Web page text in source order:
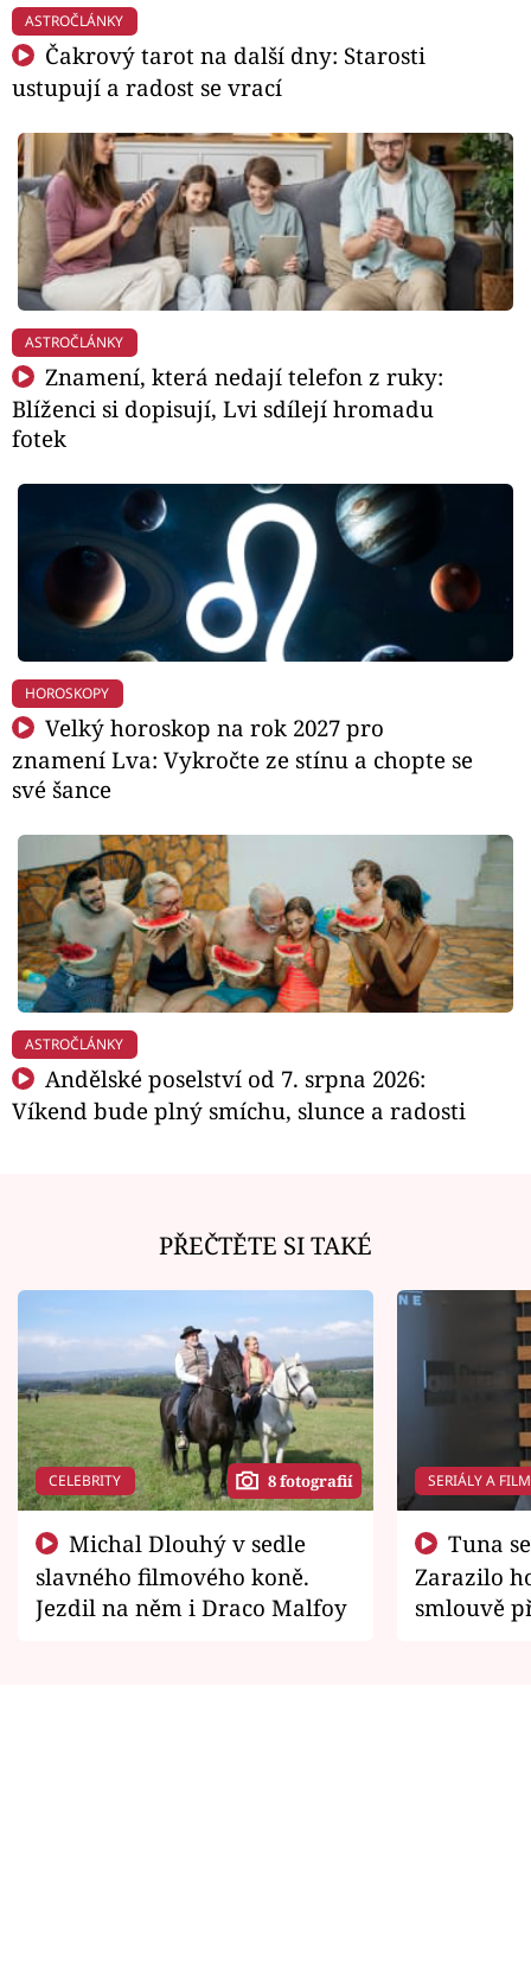
ASTROČLÁNKY
Čakrový tarot na další dny: Starosti
ustupují a radost se vrací
ASTROČLÁNKY
Znamení, která nedají telefon z ruky:
Blíženci si dopisují, Lvi sdílejí hromadu
fotek
HOROSKOPY
Velký horoskop na rok 2027 pro
znamení Lva: Vykročte ze stínu a chopte se
své šance
ASTROČLÁNKY
Andělské poselství od 7. srpna 2026:
Víkend bude plný smíchu, slunce a radosti
PŘEČTĚTE SI TAKÉ
CELEBRITY 8 fotografií
slavného filmového koně.
Jezdil na něm i Draco Malfoy
SERIÁLY A
Zarazilo
smlouvě